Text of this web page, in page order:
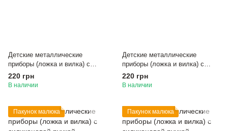
Детские металлические
приборы (ложка и вилка) с
силиконовой ручкой коллекции
«Малыш», Пудровый
220 грн
В наличии
Детские металлические
приборы (ложка и вилка) с
силиконовой ручкой коллекции
«Малыш», Румянец
220 грн
В наличии
Пакунок малюка Пакунок малюка